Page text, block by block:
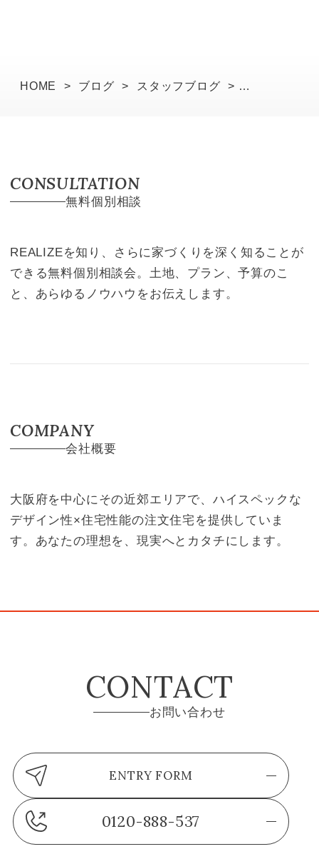
HOME > ブログ > スタッフブログ
>
CONSULTATION
無料個別相談
REALIZEを知り、さらに家づくりを深く知ることが
できる無料個別相談会。土地、プラン、予算のこ
と、あらゆるノウハウをお伝えします。
COMPANY
会社概要
大阪府を中心にその近郊エリアで、ハイスペックな
デザイン性×住宅性能の注文住宅を提供していま
す。あなたの理想を、現実へとカタチにします。
CONTACT
お問い合わせ
ENTRY FORM
0120-888-537